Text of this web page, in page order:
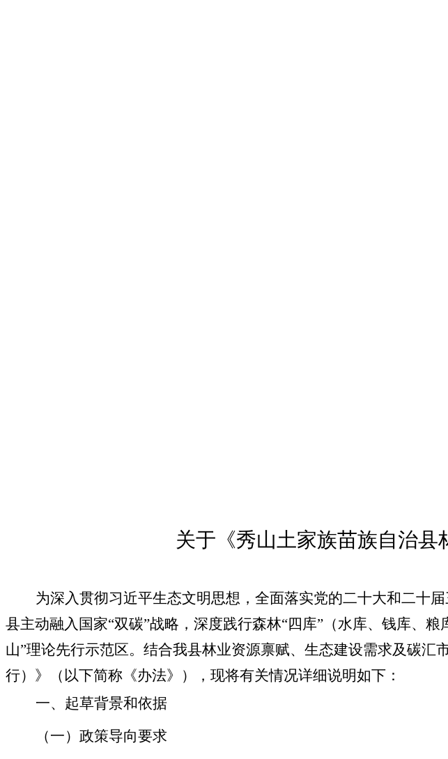
关于《秀山土家族苗族自治
为深入贯彻习近平生态文明思想，全面落实党的二十大和二十
县主动融入国家“双碳”战略，深度践行森林“四库”（水库、钱库、
山”理论先行示范区。结合我县林业资源禀赋、生态建设需求及碳
行）》（以下简称《办法》），现将有关情况详细说明如下：
一、起草背景和依据
（一）政策导向要求